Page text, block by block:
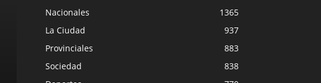
Nacionales
1365
La Ciudad
937
Provinciales
883
Sociedad
838